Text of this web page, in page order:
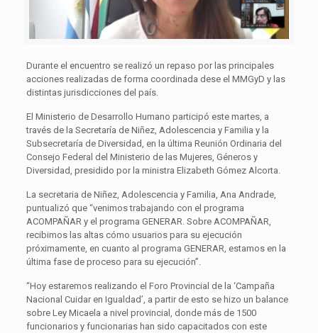
Durante el encuentro se realizó un repaso por las principales
acciones realizadas de forma coordinada dese el MMGyD y las
distintas jurisdicciones del país.
El Ministerio de Desarrollo Humano participó este martes, a
través de la Secretaría de Niñez, Adolescencia y Familia y la
Subsecretaría de Diversidad, en la última Reunión Ordinaria del
Consejo Federal del Ministerio de las Mujeres, Géneros y
Diversidad, presidido por la ministra Elizabeth Gómez Alcorta.
La secretaria de Niñez, Adolescencia y Familia, Ana Andrade,
puntualizó que “venimos trabajando con el programa
ACOMPAÑAR y el programa GENERAR. Sobre ACOMPAÑAR,
recibimos las altas cómo usuarios para su ejecución
próximamente, en cuanto al programa GENERAR, estamos en la
última fase de proceso para su ejecución”.
“Hoy estaremos realizando el Foro Provincial de la ‘Campaña
Nacional Cuidar en Igualdad’, a partir de esto se hizo un balance
sobre Ley Micaela a nivel provincial, donde más de 1500
funcionarios y funcionarias han sido capacitados con este